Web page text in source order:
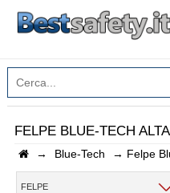
INSERISCI IL NOME
FELPE BLUE-TECH
→ Blue-Tech → Felpe
FELPE